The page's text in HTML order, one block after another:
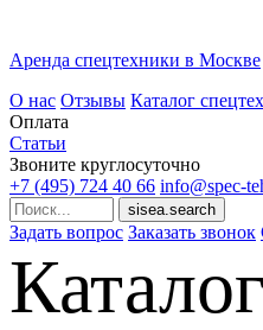
Аренда спецтехники в Москве
О нас Отзывы Каталог
Оплата
Статьи
Звоните круглосуточно
+7 (495) 724 40 66 info@spec-
Задать вопрос Заказать звонок